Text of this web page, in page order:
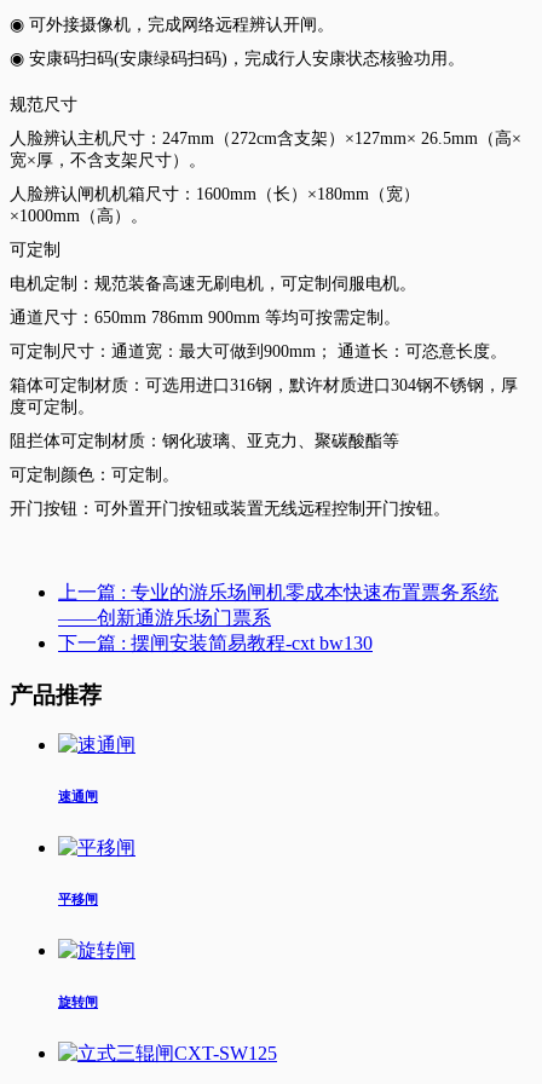
◉ 可外接摄像机，完成网络远程辨认开闸。
◉ 安康码扫码(安康绿码扫码)，完成行人安康状态核验功用。
规范尺寸
人脸辨认主机尺寸：247mm（272cm含支架）×127mm× 26.5mm（高×
宽×厚，不含支架尺寸）。
人脸辨认闸机机箱尺寸：1600mm（长）×180mm（宽）
×1000mm（高）。
可定制
电机定制：规范装备高速无刷电机，可定制伺服电机。
通道尺寸：650mm 786mm 900mm 等均可按需定制。
可定制尺寸：通道宽：最大可做到900mm； 通道长：可恣意长度。
箱体可定制材质：可选用进口316钢，默许材质进口304钢不锈钢，厚
度可定制。
阻拦体可定制材质：钢化玻璃、亚克力、聚碳酸酯等
可定制颜色：可定制。
开门按钮：可外置开门按钮或装置无线远程控制开门按钮。
上一篇 : 专业的游乐场闸机零成本快速布置票务系统
——创新通游乐场门票系
下一篇 : 摆闸安装简易教程-cxt bw130
产品推荐
速通闸
平移闸
旋转闸